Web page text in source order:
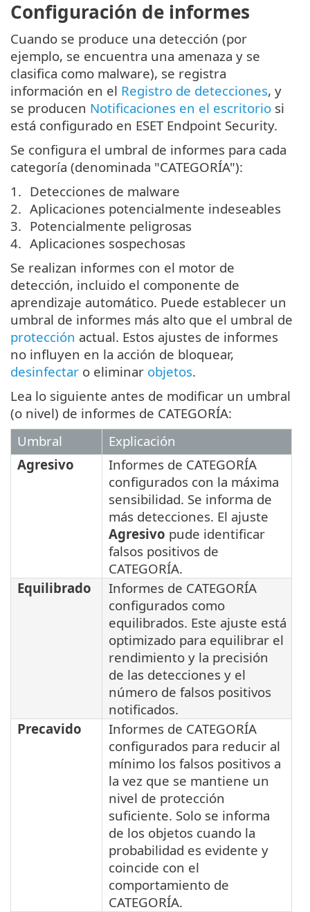
Configuración de informes
Cuando se produce una detección (por
ejemplo, se encuentra una amenaza y se
clasifica como malware), se registra
información en el Registro de detecciones, y
se producen Notificaciones en el escritorio si
está configurado en ESET Endpoint Security.
Se configura el umbral de informes para cada
categoría (denominada "CATEGORÍA"):
Detecciones de malware
Aplicaciones potencialmente indeseables
Potencialmente peligrosas
Aplicaciones sospechosas
Se realizan informes con el motor de
detección, incluido el componente de
aprendizaje automático. Puede establecer un
umbral de informes más alto que el umbral de
protección actual. Estos ajustes de informes
no influyen en la acción de bloquear,
desinfectar o eliminar objetos.
Lea lo siguiente antes de modificar un umbral
(o nivel) de informes de CATEGORÍA:
Umbral
Explicación
Agresivo
Informes de CATEGORÍA
configurados con la máxima
sensibilidad. Se informa de
más detecciones. El ajuste
Agresivo pude identificar
falsos positivos de
CATEGORÍA.
Equilibrado
Informes de CATEGORÍA
configurados como
equilibrados. Este ajuste está
optimizado para equilibrar el
rendimiento y la precisión
de las detecciones y el
número de falsos positivos
notificados.
Precavido
Informes de CATEGORÍA
configurados para reducir al
mínimo los falsos positivos a
la vez que se mantiene un
nivel de protección
suficiente. Solo se informa
de los objetos cuando la
probabilidad es evidente y
coincide con el
comportamiento de
CATEGORÍA.